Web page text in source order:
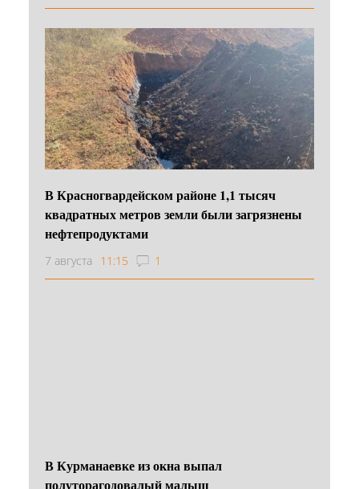
В Красногвардейском районе 1,1 тысяч
квадратных метров земли были загрязнены
нефтепродуктами
7 августа 11:15 1
В Курманаевке из окна выпал
полуторагодовалый малыш